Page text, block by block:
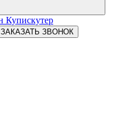
ЗАКАЗАТЬ ЗВОНОК